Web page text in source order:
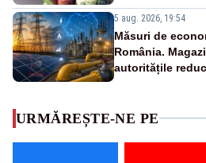
5 aug. 2026, 19:54
Măsuri de
România.
autoritățile
URMĂREȘTE-NE PE